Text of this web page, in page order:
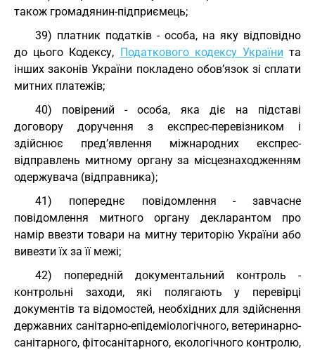
також громадянин-підприємець;
39) платник податків - особа, на яку відповідно
до цього Кодексу, Податкового кодексу України та
інших законів України покладено обов’язок зі сплати
митних платежів;
40) повірений - особа, яка діє на підставі
договору доручення з експрес-перевізником і
здійснює пред’явлення міжнародних експрес-
відправлень митному органу за місцезнаходженням
одержувача (відправника);
41) попереднє повідомлення - завчасне
повідомлення митного органу декларантом про
намір ввезти товари на митну територію України або
вивезти їх за її межі;
42) попередній документальний контроль -
контрольні заходи, які полягають у перевірці
документів та відомостей, необхідних для здійснення
державних санітарно-епідеміологічного, ветеринарно-
санітарного, фітосанітарного, екологічного контролю,